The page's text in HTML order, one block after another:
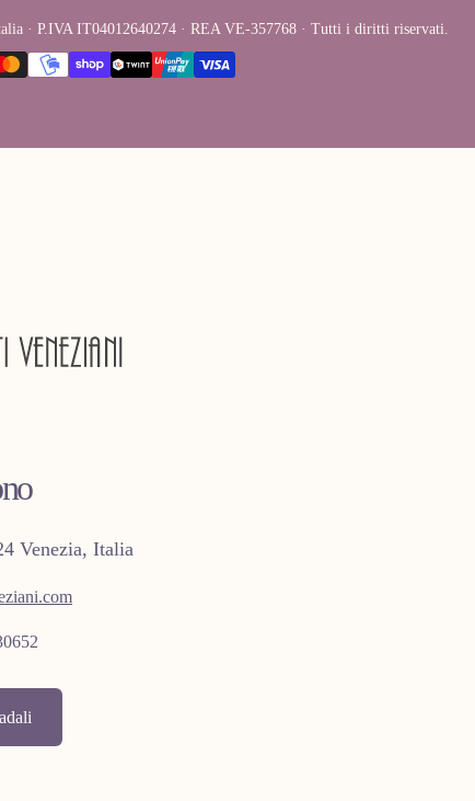
· P.IVA IT04012640274 · REA VE-357768 · Tutti i diritti riservati.
Venezia, Italia